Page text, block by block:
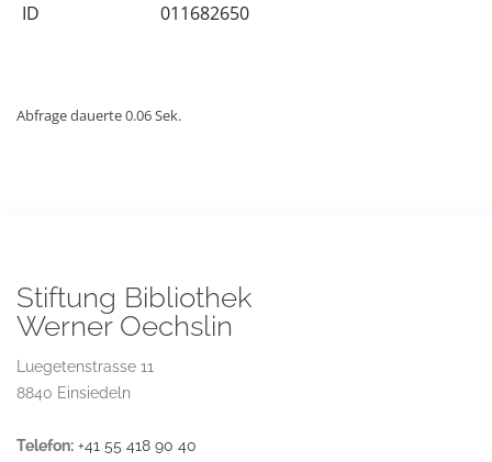
ID 011682650
Abfrage dauerte 0.06 Sek.
Stiftung Bibliothek
Werner Oechslin
Luegetenstrasse 11
8840 Einsiedeln
Telefon: +41 55 418 90 40